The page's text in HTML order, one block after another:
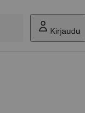
Kirjaudu